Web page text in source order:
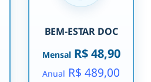
BEM-ESTAR DOC
MensalR$ 48,90
Anual R$ 489,00